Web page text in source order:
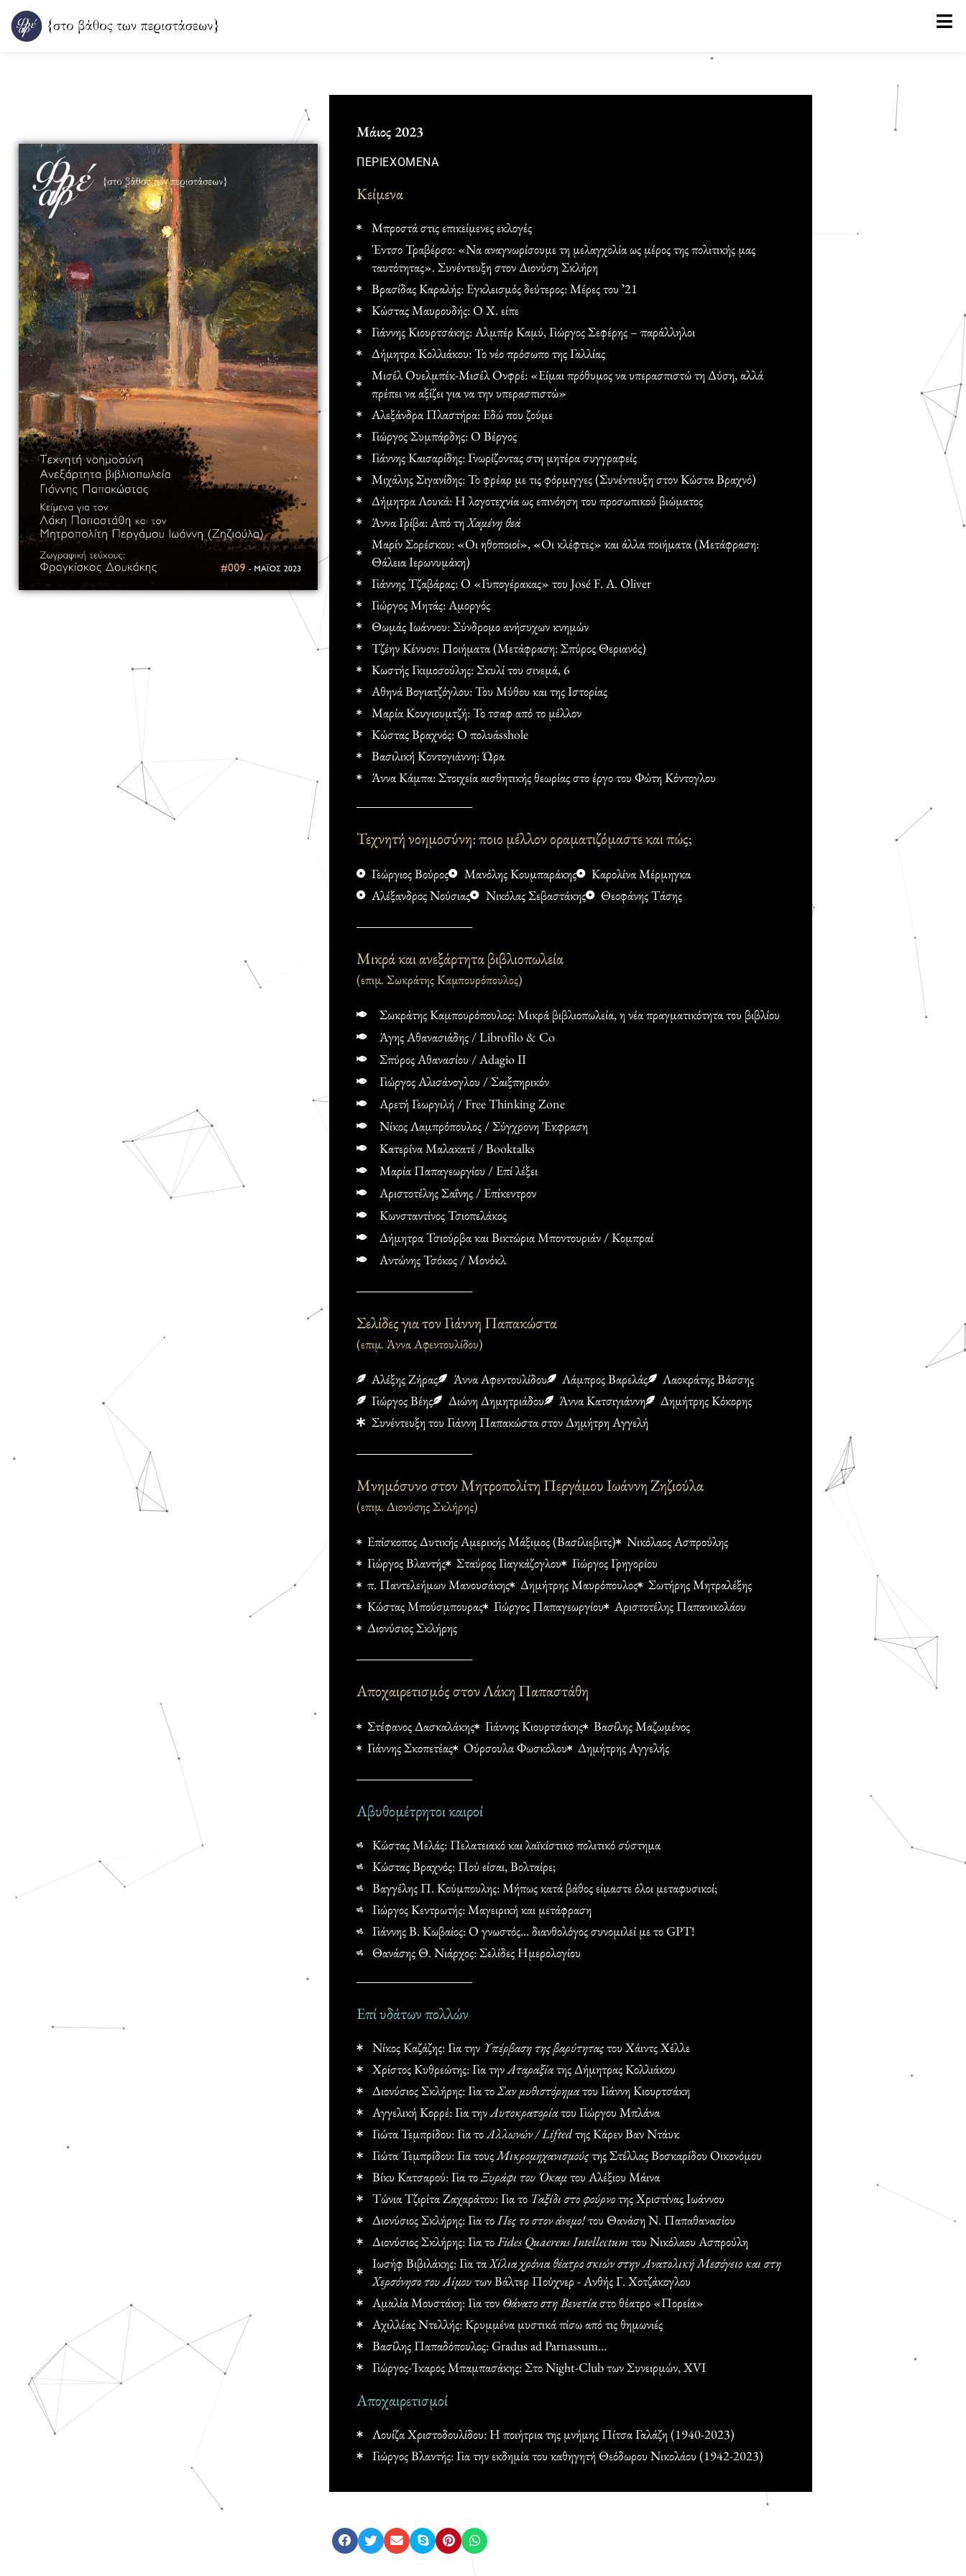
Μετάβαση
στο
Μάιος 2023
ΠΕΡΙΕΧΟΜΕΝΑ
Κείμενα
Μπροστά στις επικείμενες εκλογές
Έντσο Τραβέρσο: «Να αναγνωρίσουμε τη μελαγχολία ως μέρος της πολιτικής μας
ταυτότητας». Συνέντευξη στον Διονύση Σκλήρη
Βρασίδας Καραλής: Εγκλεισμός δεύτερος: Μέρες του ʼ21
Κώστας Μαυρουδής: Ο Χ. είπε
Γιάννης Κιουρτσάκης: Αλμπέρ Καμύ, Γιώργος Σεφέρης – παράλληλοι
Δήμητρα Κολλιάκου: Το νέο πρόσωπο της Γαλλίας
Μισέλ Ουελμπέκ-Μισέλ Ονφρέ: «Είμαι πρόθυμος να υπερασπιστώ τη Δύση, αλλά
πρέπει να αξίζει για να την υπερασπιστώ»
Αλεξάνδρα Πλαστήρα: Εδώ που ζούμε
Γιώργος Συμπάρδης: Ο Βέργος
Γιάννης Καισαρίδης: Γνωρίζοντας στη μητέρα συγγραφείς
Μιχάλης Σιγανίδης: Το φρέαρ με τις φόρμιγγες (Συνέντευξη στον Κώστα Βραχνό)
Δήμητρα Λουκά: Η λογοτεχνία ως επινόηση του προσωπικού βιώματος
Άννα Γρίβα: Από τηΧαμένη θεά
Μαρίν Σορέσκου: «Οι ηθοποιοί», «Οι κλέφτες» και άλλα ποιήματα (Μετάφραση:
Θάλεια Ιερωνυμάκη)
Γιάννης Τζαβάρας: Ο «Γυπογέρακας» του José F. A. Oliver
Γιώργος Μητάς: Αμοργός
Θωμάς Ιωάννου: Σύνδρομο ανήσυχων κνημών
Τζέην Κένυον: Ποιήματα (Μετάφραση: Σπύρος Θεριανός)
Κωστής Γκιμοσούλης: Σκυλί του σινεμά, 6
Αθηνά Βογιατζόγλου: Του Μύθου και της Ιστορίας
Μαρία Κουγιουμτζή: Το τσαφ από το μέλλον
Κώστας Βραχνός: Ο πολυάsshole
Βασιλική Κοντογιάννη: Ώρα
Άννα Κάμπα: Στοιχεία αισθητικής θεωρίας στο έργο του Φώτη Κόντογλου
Τεχνητή νοημοσύνη: ποιο μέλλον οραματιζόμαστε και πώς;
Γεώργιος Βούρος Μανόλης Κουμπαράκης
Καρολίνα Μέρμηγκα
Αλέξανδρος Νούσιας
Νικόλας Σεβαστάκης Θεοφάνης Τάσης
Μικρά και ανεξάρτητα βιβλιοπωλεία
(επιμ. Σωκράτης Καμπουρόπουλος)
Σωκράτης Καμπουρόπουλος: Μικρά βιβλιοπωλεία, η νέα πραγματικότητα του βιβλίου
Άγης Αθανασιάδης / Librofilo & Co
Σπύρος Αθανασίου / Αdagio II
Γιώργος Αλισάνογλου / Σαιξπηρικόν
Αρετή Γεωργιλή / Free Thinking Zone
Νίκος Λαμπρόπουλος / Σύγχρονη Έκφραση
Κατερίνα Μαλακατέ / Booktalks
Μαρία Παπαγεωργίου / Επί λέξει
Αριστοτέλης Σαΐνης / Επίκεντρον
Κωνσταντίνος Τσιοπελάκος
Δήμητρα Τσιούρβα και Βικτώρια Μποντουριάν / Κομπραί
Αντώνης Τσόκος / Μονόκλ
Σελίδες για τον Γιάννη Παπακώστα
(επιμ. Άννα Αφεντουλίδου)
Αλέξης Ζήρας Άννα Αφεντουλίδου Λάμπρος Βαρελάς
Λαοκράτης Βάσσης
Γιώργος Βέης
Διώνη Δημητριάδου Άννα Κατσιγιάννη
Δημήτρης Κόκορης
Συνέντευξη του Γιάννη Παπακώστα στον Δημήτρη Αγγελή
Μνημόσυνο στον Μητροπολίτη Περγάμου Ιωάννη Ζηζιούλα
(επιμ. Διονύσης Σκλήρης)
Επίσκοπος Δυτικής Αμερικής Μάξιμος (Βασίλιεβιτς)
Νικόλαος Ασπρούλης
Γιώργος Βλαντής
Σταύρος Γιαγκάζογλου
Γιώργος Γρηγορίου
π. Παντελεήμων Μανουσάκης
Δημήτρης Μαυρόπουλος
Σωτήρης Μητραλέξης
Κώστας Μπούσμπουρας
Γιώργος Παπαγεωργίου
Αριστοτέλης Παπανικολάου
Διονύσιος Σκλήρης
Αποχαιρετισμός στον Λάκη Παπαστάθη
Στέφανος Δασκαλάκης Γιάννης Κιουρτσάκης
Βασίλης Μαζωμένος
Γιάννης Σκοπετέας
Ούρσουλα Φωσκόλου Δημήτρης Αγγελής
Αβυθομέτρητοι καιροί
Κώστας Μελάς: Πελατειακό και λαϊκίστικο πολιτικό σύστημα
Κώστας Βραχνός: Πού είσαι, Βολταίρε;
Βαγγέλης Π. Κούμπουλης: Μήπως κατά βάθος είμαστε όλοι μεταφυσικοί;
Γιώργος Κεντρωτής: Μαγειρική και μετάφραση
Γιάννης Β. Κωβαίος: Ο γνωστός… διανθολόγος συνομιλεί με το GPT!
Θανάσης Θ. Νιάρχος: Σελίδες Ημερολογίου
Επί υδάτων πολλών
Νίκος Καζάζης: Για την Υπέρβαση της βαρύτηταςτου Χάιντς Χέλλε
Χρίστος Κυθρεώτης: Για τηνΑταραξίατης Δήμητρας Κολλιάκου
Διονύσιος Σκλήρης: Για τοΣαν μυθιστόρηματου Γιάννη Κιουρτσάκη
Αγγελική Κορρέ: Για τηνΑυτοκρατορίατου Γιώργου Μπλάνα
Γιώτα Τεμπρίδου: Για τοΑλλωνών / Liftedτης Κάρεν Βαν Ντάυκ
Γιώτα Τεμπρίδου: Για τουςΜικρομηχανισμούςτης Στέλλας Βοσκαρίδου Οικονόμου
Βίκυ Κατσαρού: Για τοΞυράφι του Όκαμτου Αλέξιου Μάινα
Τώνια Τζιρίτα Ζαχαράτου: Για το Ταξίδι στο φούρνοτης Χριστίνας Ιωάννου
Διονύσιος Σκλήρης: Για τοΠες το στον άνεμο!του Θανάση Ν. Παπαθανασίου
Διονύσιος Σκλήρης: Για τοFides Quaerens Intellectumτου Νικόλαου Ασπρούλη
Ιωσήφ Βιβιλάκης: Για ταΧίλια χρόνια θέατρο σκιών στην Ανατολική Μεσόγειο και στη
Χερσόνησο του Αίμουτων Βάλτερ Πούχνερ - Ανθής Γ. Χοτζάκογλου
Αμαλία Μουστάκη: Για τον Θάνατο στη Βενετίαστο θέατρο «Πορεία»
Αχιλλέας Ντελλής: Κρυμμένα μυστικά πίσω από τις θημωνιές
Βασίλης Παπαδόπουλος: Gradus ad Parnassum…
Γιώργος-Ίκαρος Μπαμπασάκης: Στο Night-Club των Συνειρμών, XVI
Αποχαιρετισμοί
Λουίζα Χριστοδουλίδου: Η ποιήτρια της μνήμης Πίτσα Γαλάζη (1940-2023)
Γιώργος Βλαντής: Για την εκδημία του καθηγητή Θεόδωρου Νικολάου (1942-2023)